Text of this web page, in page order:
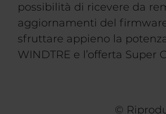
possibilità di ricevere da
aggiornamenti del
sfruttare appieno la
WINDTRE e l’offerta Super
©